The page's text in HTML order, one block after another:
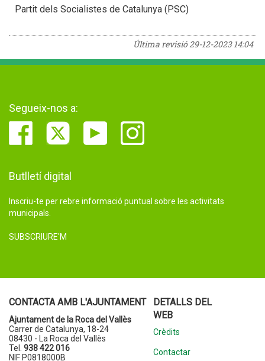
Partit dels Socialistes de Catalunya (PSC)
Última revisió29-12-2023 14:04
Segueix-nos a:
Butlletí digital
Inscriu-te per rebre informació puntual sobre les activitats
municipals.
SUBSCRIURE'M
CONTACTA AMB L'AJUNTAMENT
Ajuntament de la Roca del Vallès
Carrer de Catalunya, 18-24
08430 - La Roca del Vallès
Tel. 938 422 016
NIF P0818000B
DETALLS DEL
WEB
Crèdits
Contactar